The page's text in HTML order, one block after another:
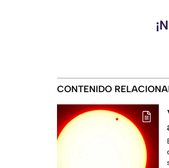
CONTENIDO